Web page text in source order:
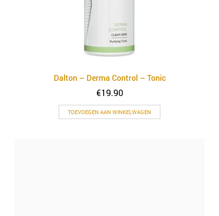
Dalton – Derma Control – Tonic
€19.90
TOEVOEGEN AAN WINKELWAGEN